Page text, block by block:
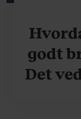
godt
Det